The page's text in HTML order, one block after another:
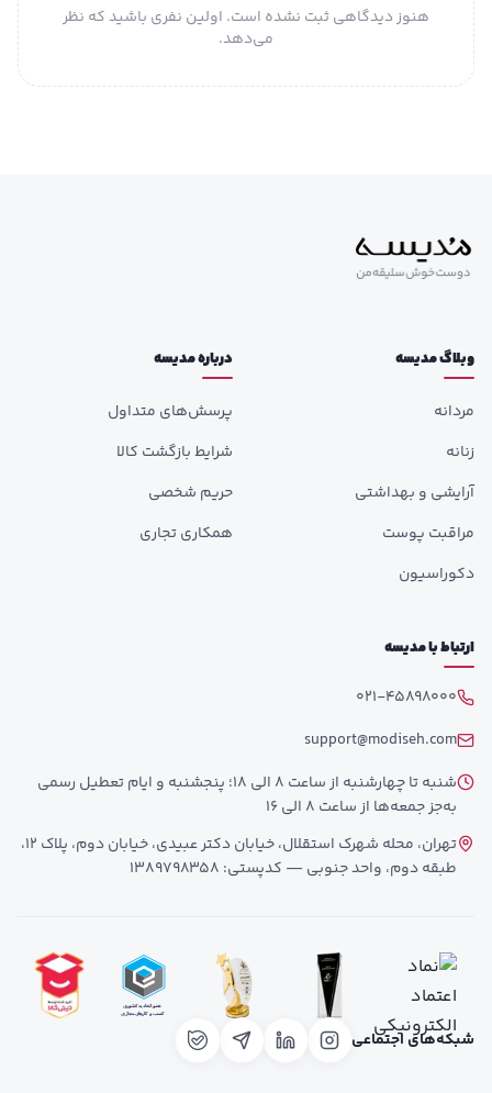
هنوز دیدگاهی ثبت نشده است. اولین نفری باشید که نظر
می‌دهد.
وبلاگ مدیسه
مردانه
زنانه
آرایشی و بهداشتی
مراقبت پوست
دکوراسیون
درباره مدیسه
پرسش‌های متداول
شرایط بازگشت کالا
حریم شخصی
همکاری تجاری
ارتباط با مدیسه
021-45898000
support@modiseh.com
شنبه تا چهارشنبه از ساعت 8 الی 18؛ پنجشنبه و ایام تعطیل رسمی
به‌جز جمعه‌ها از ساعت 8 الی 16
تهران، محله شهرک استقلال، خیابان دکتر عبیدی، خیابان دوم، پلاک 12،
طبقه دوم، واحد جنوبی — کدپستی: 1389798358
شبکه‌های اجتماعی